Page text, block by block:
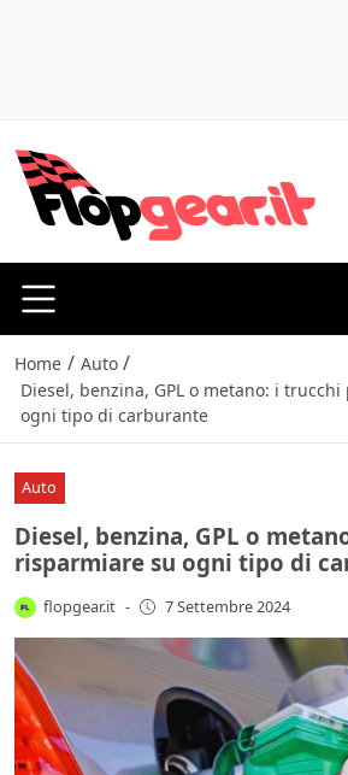
Home / Auto /
Diesel, benzina, GPL o metano: i
ogni tipo di carburante
Auto
Diesel, benzina, GPL o
risparmiare su ogni tipo di
flopgear.it - 7 Settembre 2024